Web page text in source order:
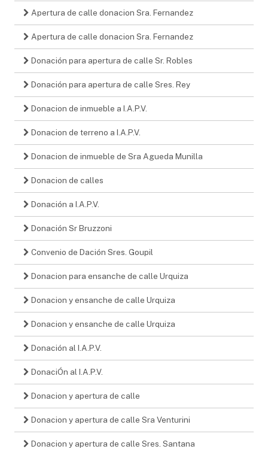
Apertura de calle donacion Sra. Fernandez
Apertura de calle donacion Sra. Fernandez
Donación para apertura de calle Sr. Robles
Donación para apertura de calle Sres. Rey
Donacion de inmueble a I.A.P.V.
Donacion de terreno a I.A.P.V.
Donacion de inmueble de Sra Agueda Munilla
Donacion de calles
Donación a I.A.P.V.
Donación Sr Bruzzoni
Convenio de Dación Sres. Goupil
Donacion para ensanche de calle Urquiza
Donacion y ensanche de calle Urquiza
Donacion y ensanche de calle Urquiza
Donación al I.A.P.V.
DonaciÓn al I.A.P.V.
Donacion y apertura de calle
Donacion y apertura de calle Sra Venturini
Donacion y apertura de calle Sres. Santana